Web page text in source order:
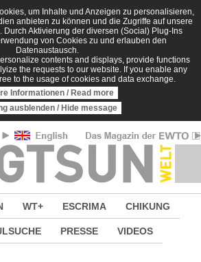
um Inhalte und Anzeigen zu personalisieren,
anbieten zu können und die Zugriffe auf unsere
Durch Aktivierung der diversen (Social) Plug-Ins
von Cookies zu und erlauben den
Datenaustausch.
contents and displays, provide functions
the requests to our website. If you enable any
to the usage of cookies and data exchange.
Informationen / Read more
ausblenden / Hide message
WT+ ESCRIMA CHIKUNG
PRESSE VIDEOS